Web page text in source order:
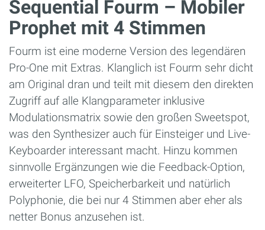
Sequential Fourm – Mobiler
Prophet mit 4 Stimmen
Fourm ist eine moderne Version des legendären
Pro-One mit Extras. Klanglich ist Fourm sehr dicht
am Original dran und teilt mit diesem den direkten
Zugriff auf alle Klangparameter inklusive
Modulationsmatrix sowie den großen Sweetspot,
was den Synthesizer auch für Einsteiger und Live-
Keyboarder interessant macht. Hinzu kommen
sinnvolle Ergänzungen wie die Feedback-Option,
erweiterter LFO, Speicherbarkeit und natürlich
Polyphonie, die bei nur 4 Stimmen aber eher als
netter Bonus anzusehen ist.